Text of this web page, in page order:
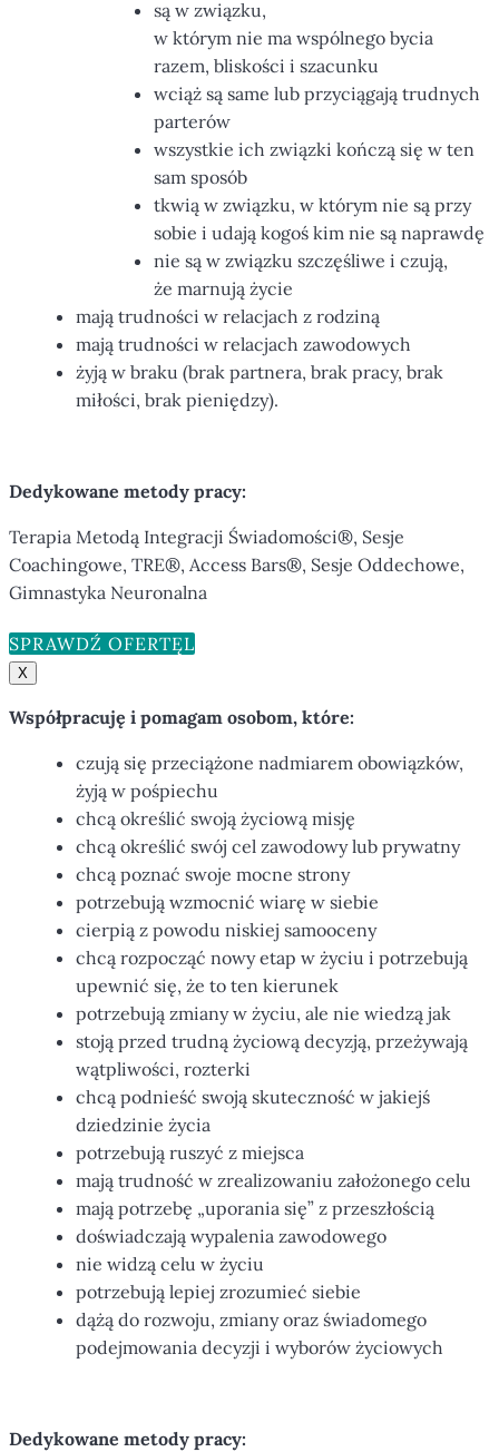
są w związku,
w którym nie ma wspólnego bycia
razem, bliskości i szacunku
wciąż są same lub przyciągają trudnych
parterów
wszystkie ich związki kończą się w ten
sam sposób
tkwią w związku, w którym nie są przy
sobie i udają kogoś kim nie są naprawdę
nie są w związku szczęśliwe i czują,
że marnują życie
mają trudności w relacjach z rodziną
mają trudności w relacjach zawodowych
żyją w braku (brak partnera, brak pracy, brak
miłości, brak pieniędzy).
Dedykowane metody pracy:
Terapia Metodą Integracji Świadomości®, Sesje
Coachingowe, TRE®, Access Bars®, Sesje Oddechowe,
Gimnastyka Neuronalna
SPRAWDŹ OFERTĘ
X
Współpracuję i pomagam osobom, które:
czują się przeciążone nadmiarem obowiązków,
żyją w pośpiechu
chcą określić swoją życiową misję
chcą określić swój cel zawodowy lub prywatny
chcą poznać swoje mocne strony
potrzebują wzmocnić wiarę w siebie
cierpią z powodu niskiej samooceny
chcą rozpocząć nowy etap w życiu i potrzebują
upewnić się, że to ten kierunek
potrzebują zmiany w życiu, ale nie wiedzą jak
stoją przed trudną życiową decyzją, przeżywają
wątpliwości, rozterki
chcą podnieść swoją skuteczność w jakiejś
dziedzinie życia
potrzebują ruszyć z miejsca
mają trudność w zrealizowaniu założonego celu
mają potrzebę „uporania się” z przeszłością
doświadczają wypalenia zawodowego
nie widzą celu w życiu
potrzebują lepiej zrozumieć siebie
dążą do rozwoju, zmiany oraz świadomego
podejmowania decyzji i wyborów życiowych
Dedykowane metody pracy: